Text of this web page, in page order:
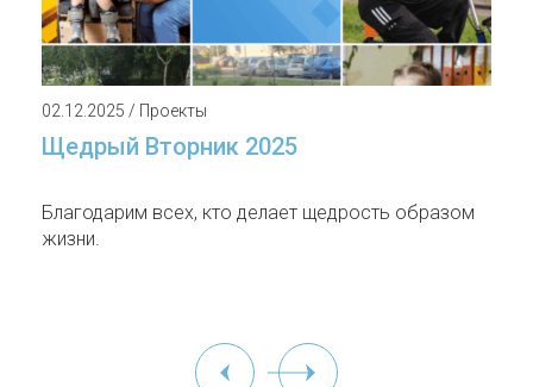
02.12.2025 / Проекты
Щедрый Вторник 2025
Благодарим всех, кто делает щедрость образом
жизни.